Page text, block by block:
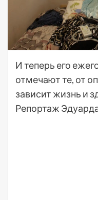
И теперь его
отмечают те, от
зависит жизнь и
Репортаж